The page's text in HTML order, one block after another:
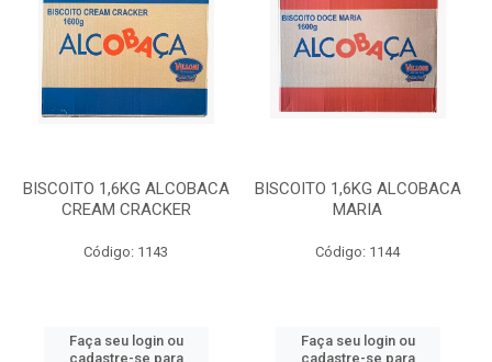
BISCOITO 1,6KG ALCOBACA
CREAM CRACKER
Código: 1143
Faça seu login ou
cadastre-se para
BISCOITO 1,6KG ALCOBACA
MARIA
Código: 1144
Faça seu login ou
cadastre-se para